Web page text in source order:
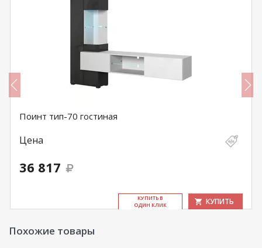
Поинт тип-70 гостиная
Цена
36 817
КУ­ПИТЬ В
ОДИН КЛИК
КУПИТЬ
Похожие товары